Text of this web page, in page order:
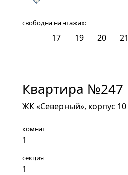
свободна на этажах:
17 19 20 21
Квартира №247
ЖК «Северный», корпус 10
комнат
1
секция
1